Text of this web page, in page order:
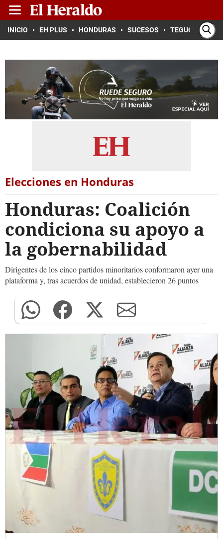
INICIO EH PLUS HONDURAS SUCESOS TEGUCIGALPA
Elecciones en Honduras
Honduras: Coalición
condiciona su apoyo a
la gobernabilidad
Dirigentes de los cinco partidos minoritarios conformaron ayer una
plataforma y, tras acuerdos de unidad, establecieron 26 puntos